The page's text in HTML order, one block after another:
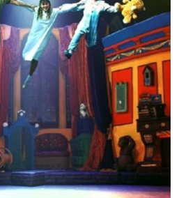
s
t